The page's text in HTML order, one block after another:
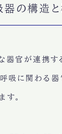
の構造と
器官が連携 す
呼吸に関わる
す。